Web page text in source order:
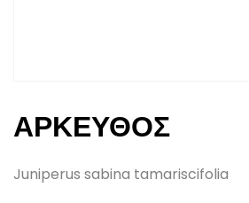
ΑΡΚΕΥΘΟΣ
Juniperus sabina tamariscifolia